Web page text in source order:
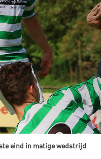
eind in matige wedstrijd